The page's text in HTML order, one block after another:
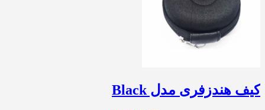
کیف هندزفری مدل Black